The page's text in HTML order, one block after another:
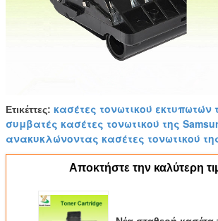
Ετικέττες: κασέτες τονωτικού εκτυπωτών
συμβατές κασέτες τονωτικού της
ανακυκλώνοντας κασέτες τονωτικού
Αποκτήστε την καλύτερη